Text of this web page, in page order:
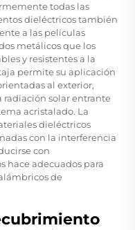
todas las
dieléctricos también
a las películas
metálicos que los
y resistentes a la
permite su aplicación
al exterior,
solar entrante
acristalado. La
dieléctricos
con la interferencia
con
hace adecuados para
de